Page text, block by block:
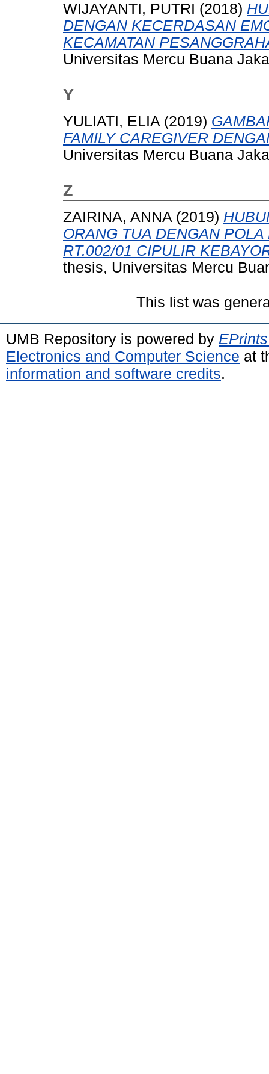
WIJAYANTI, PUTRI (2018)
DENGAN KECERDASAN
KECAMATAN
Universitas Mercu Buana
Y
YULIATI, ELIA (2019)
FAMILY CAREGIVER
Universitas Mercu Buana
Z
ZAIRINA, ANNA (2019)
ORANG TUA DENGAN
RT.002/01 CIPULIR
thesis, Universitas Mercu
This list was
UMB Repository is powered by
Electronics and Computer Science at
information and software credits.